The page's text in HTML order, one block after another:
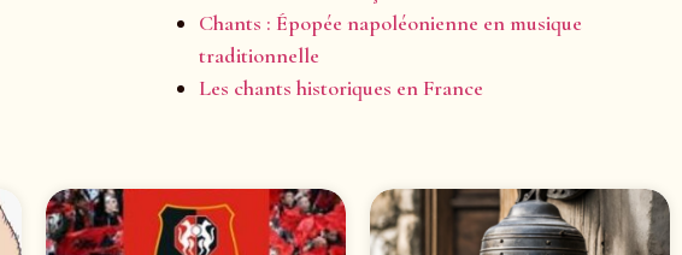
Chants : Épopée napoléonienne en musique
traditionnelle
Les chants historiques en France